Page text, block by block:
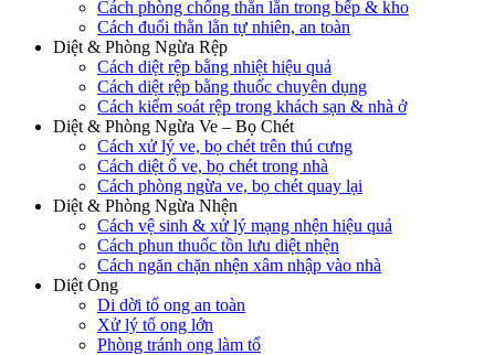
Cách phòng chống thằn lằn trong bếp & kho
Cách đuổi thằn lằn tự nhiên, an toàn
Diệt & Phòng Ngừa Rệp
Cách diệt rệp bằng nhiệt hiệu quả
Cách diệt rệp bằng thuốc chuyên dụng
Cách kiểm soát rệp trong khách sạn & nhà ở
Diệt & Phòng Ngừa Ve – Bọ Chét
Cách xử lý ve, bọ chét trên thú cưng
Cách diệt ổ ve, bọ chét trong nhà
Cách phòng ngừa ve, bọ chét quay lại
Diệt & Phòng Ngừa Nhện
Cách vệ sinh & xử lý mạng nhện hiệu quả
Cách phun thuốc tồn lưu diệt nhện
Cách ngăn chặn nhện xâm nhập vào nhà
Diệt Ong
Di dời tổ ong an toàn
Xử lý tổ ong lớn
Phòng tránh ong làm tổ